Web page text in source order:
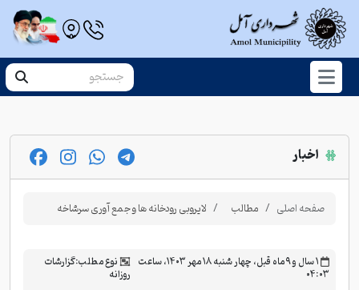
اخبار
صفحه اصلی مطالب لایروبی رودخانه ها و جمع آوری سرشاخه
‫۱ سال و ۹ ماه قبل، چهار شنبه ۱۸ مهر ۱۴۰۳، ساعت
۰۴:۰۳
نوع مطلب:گزارشات
روزانه